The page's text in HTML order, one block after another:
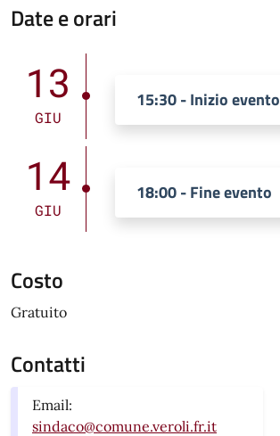
Date e orari
13
GIU
15:30 - Inizio evento
14
GIU
18:00 - Fine evento
Costo
Gratuito
Contatti
Email:
sindaco@comune.veroli.fr.it